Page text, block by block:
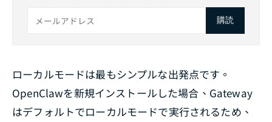
購読
ローカルモードは最もシンプルな出発点です。
OpenClawを新規インストールした場合、Gateway
はデフォルトでローカルモードで実行されるため、